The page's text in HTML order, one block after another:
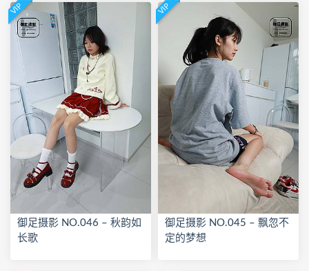
VIP
御足摄影 NO.046 – 秋韵如
长歌
VIP
御足摄影 NO.045 – 飘忽不
定的梦想